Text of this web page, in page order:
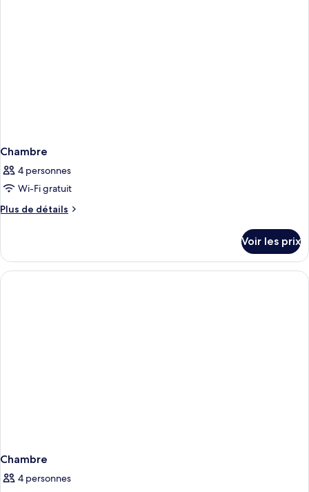
Chambre
4 personnes
Wi-Fi gratuit
Plus de détails
Plus
le
type
de
Voir les prix
Chambre
4 personnes